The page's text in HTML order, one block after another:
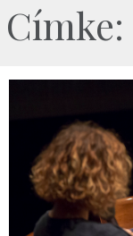
Címke: